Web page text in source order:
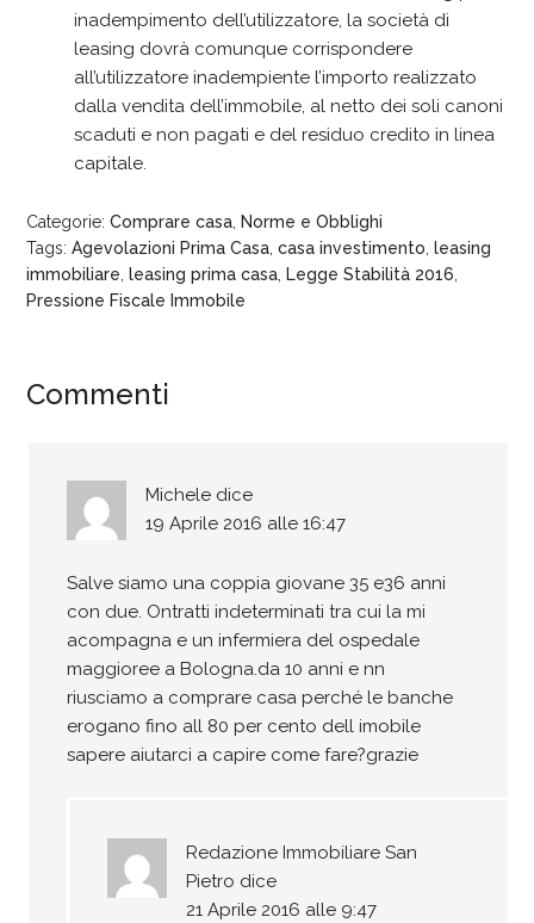
inadempimento dell’utilizzatore, la società di
leasing dovrà comunque corrispondere
all’utilizzatore inadempiente l’importo realizzato
dalla vendita dell’immobile, al netto dei soli canoni
scaduti e non pagati e del residuo credito in linea
capitale.
Categorie:Comprare casa, Norme e Obblighi
Tags:Agevolazioni Prima Casa,casa investimento,leasing
immobiliare,leasing prima casa, Legge Stabilità 2016,
Pressione Fiscale Immobile
Commenti
Michele dice
19 Aprile 2016 alle 16:47
Salve siamo una coppia giovane 35 e36 anni
con due. Ontratti indeterminati tra cui la mi
acompagna e un infermiera del ospedale
maggioree a Bologna.da 10 anni e nn
riusciamo a comprare casa perché le banche
erogano fino all 80 per cento dell imobile
sapere aiutarci a capire come fare?grazie
Redazione Immobiliare San
Pietro dice
21 Aprile 2016 alle 9:47